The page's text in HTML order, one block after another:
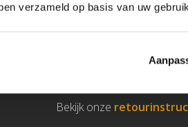
verzameld op basis van uw
zonder opgaaf van reden.
Bekijk onze